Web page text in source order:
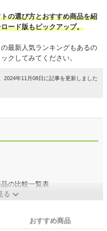
の選び方とおすすめ商品を紹
ード版もピックアップ。
最新人気ランキングもあるの
クしてみてください。
2024年11月08日に記事を更新しました
の比較一覧表
る
おすすめ商品